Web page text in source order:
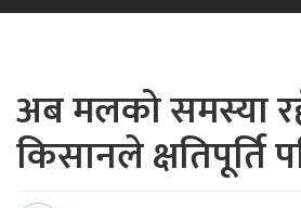
अब मलको समस्या
किसानले क्षतिपूर्ति